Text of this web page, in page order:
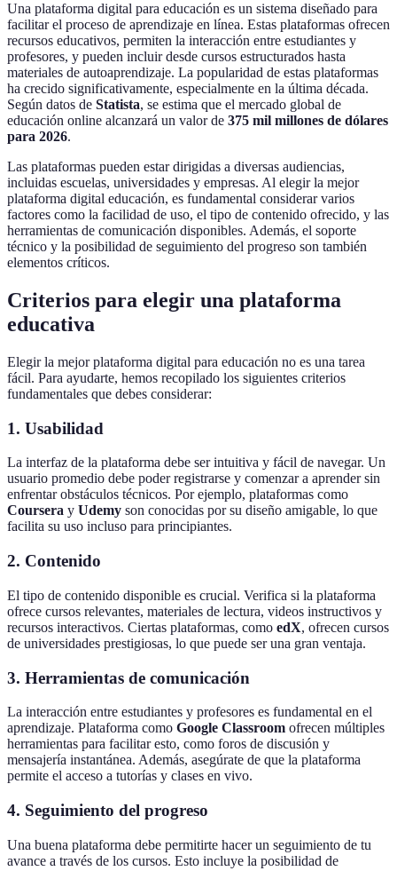
Una plataforma digital para educación es un sistema diseñado para
facilitar el proceso de aprendizaje en línea. Estas plataformas ofrecen
recursos educativos, permiten la interacción entre estudiantes y
profesores, y pueden incluir desde cursos estructurados hasta
materiales de autoaprendizaje. La popularidad de estas plataformas
ha crecido significativamente, especialmente en la última década.
Según datos de Statista, se estima que el mercado global de
educación online alcanzará un valor de 375 mil millones de dólares
para 2026.
Las plataformas pueden estar dirigidas a diversas audiencias,
incluidas escuelas, universidades y empresas. Al elegir la mejor
plataforma digital educación, es fundamental considerar varios
factores como la facilidad de uso, el tipo de contenido ofrecido, y las
herramientas de comunicación disponibles. Además, el soporte
técnico y la posibilidad de seguimiento del progreso son también
elementos críticos.
Criterios para elegir una plataforma
educativa
Elegir la mejor plataforma digital para educación no es una tarea
fácil. Para ayudarte, hemos recopilado los siguientes criterios
fundamentales que debes considerar:
1. Usabilidad
La interfaz de la plataforma debe ser intuitiva y fácil de navegar. Un
usuario promedio debe poder registrarse y comenzar a aprender sin
enfrentar obstáculos técnicos. Por ejemplo, plataformas como
Coursera y Udemy son conocidas por su diseño amigable, lo que
facilita su uso incluso para principiantes.
2. Contenido
El tipo de contenido disponible es crucial. Verifica si la plataforma
ofrece cursos relevantes, materiales de lectura, videos instructivos y
recursos interactivos. Ciertas plataformas, como edX, ofrecen cursos
de universidades prestigiosas, lo que puede ser una gran ventaja.
3. Herramientas de comunicación
La interacción entre estudiantes y profesores es fundamental en el
aprendizaje. Plataforma como Google Classroom ofrecen múltiples
herramientas para facilitar esto, como foros de discusión y
mensajería instantánea. Además, asegúrate de que la plataforma
permite el acceso a tutorías y clases en vivo.
4. Seguimiento del progreso
Una buena plataforma debe permitirte hacer un seguimiento de tu
avance a través de los cursos. Esto incluye la posibilidad de